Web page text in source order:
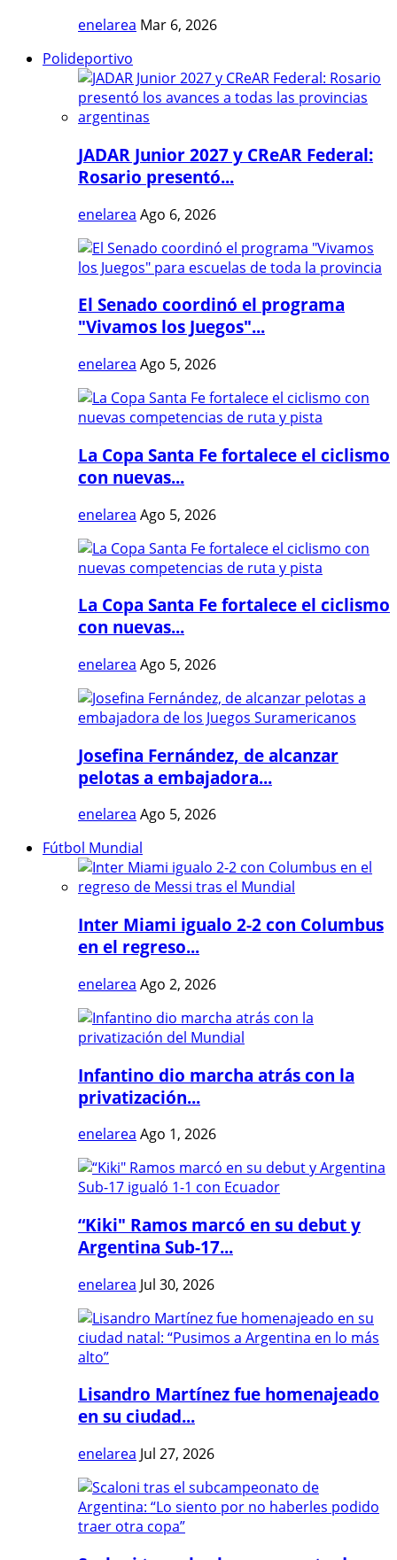
enelarea Mar 6, 2026
Polideportivo
JADAR Junior 2027 y CReAR Federal:
Rosario presentó...
enelarea Ago 6, 2026
El Senado coordinó el programa
"Vivamos los Juegos"...
enelarea Ago 5, 2026
La Copa Santa Fe fortalece el ciclismo
con nuevas...
enelarea Ago 5, 2026
La Copa Santa Fe fortalece el ciclismo
con nuevas...
enelarea Ago 5, 2026
Josefina Fernández, de alcanzar
pelotas a embajadora...
enelarea Ago 5, 2026
Fútbol Mundial
Inter Miami igualo 2-2 con Columbus
en el regreso...
enelarea Ago 2, 2026
Infantino dio marcha atrás con la
privatización...
enelarea Ago 1, 2026
“Kiki" Ramos marcó en su debut y
Argentina Sub-17...
enelarea Jul 30, 2026
Lisandro Martínez fue homenajeado
en su ciudad...
enelarea Jul 27, 2026